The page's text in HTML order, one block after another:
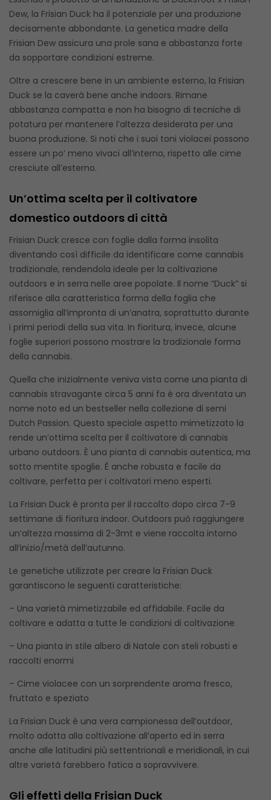
Dew, la Frisian Duck ha il potenziale per una produzione
decisamente abbondante. La genetica madre della
Frisian Dew assicura una prole sana e abbastanza forte
da sopportare condizioni estreme.
Oltre a crescere bene in un ambiente esterno, la Frisian
Duck se la caverà bene anche indoors. Rimane
abbastanza compatta e non ha bisogno di tecniche di
potatura per mantenere l’altezza desiderata per una
buona produzione. Si noti che i suoi toni violacei possono
essere un po’ meno vivaci all’interno, rispetto alle cime
cresciute all’esterno.
Un’ottima scelta per il coltivatore
domestico outdoors di città
Frisian Duck cresce con foglie dalla forma insolita
diventando così difficile da identificare come cannabis
tradizionale, rendendola ideale per la coltivazione
outdoors e in serra nelle aree popolate. Il nome “Duck” si
riferisce alla caratteristica forma della foglia che
assomiglia all’impronta di un’anatra, soprattutto durante
i primi periodi della sua vita. In fioritura, invece, alcune
foglie superiori possono mostrare la tradizionale forma
della cannabis.
Quella che inizialmente veniva vista come una pianta di
cannabis stravagante circa 5 anni fa è ora diventata un
nome noto ed un bestseller nella collezione di semi
Dutch Passion. Questo speciale aspetto mimetizzato la
rende un’ottima scelta per il coltivatore di cannabis
urbano outdoors. È una pianta di cannabis autentica, ma
sotto mentite spoglie. È anche robusta e facile da
coltivare, perfetta per i coltivatori meno esperti.
La Frisian Duck è pronta per il raccolto dopo circa 7-9
settimane di fioritura indoor. Outdoors può raggiungere
un’altezza massima di 2-3mt e viene raccolta intorno
all’inizio/metà dell’autunno.
Le genetiche utilizzate per creare la Frisian Duck
garantiscono le seguenti caratteristiche:
– Una varietà mimetizzabile ed affidabile. Facile da
coltivare e adatta a tutte le condizioni di coltivazione
– Una pianta in stile albero di Natale con steli robusti e
raccolti enormi
– Cime violacee con un sorprendente aroma fresco,
fruttato e speziato
La Frisian Duck è una vera campionessa dell’outdoor,
molto adatta alla coltivazione all’aperto ed in serra
anche alle latitudini più settentrionali e meridionali, in cui
altre varietà farebbero fatica a sopravvivere.
Gli effetti della Frisian Duck